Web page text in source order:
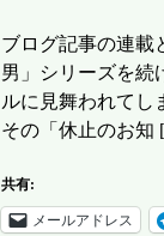
ブログ記事の連載
男」シリーズを続
ルに見舞われてし
その「休止のお
共有:
メールアドレス